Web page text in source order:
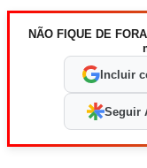
NÃO FIQUE DE
Incluir
Seguir